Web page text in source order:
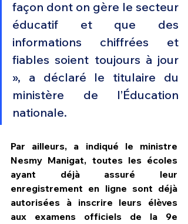
façon dont on gère le secteur
éducatif et que des
informations chiffrées et
fiables soient toujours à jour
», a déclaré le titulaire du
ministère de l’Éducation
nationale.
Par ailleurs, a indiqué le ministre
Nesmy Manigat, toutes les écoles
ayant déjà assuré leur
enregistrement en ligne sont déjà
autorisées à inscrire leurs élèves
aux examens officiels de la 9e